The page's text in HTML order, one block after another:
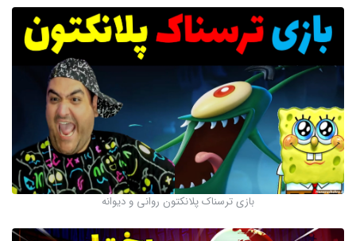
بازی ترسناک پلانکتون روانی و دیوانه